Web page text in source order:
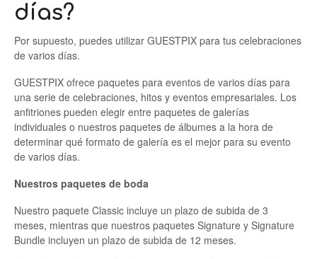
días?
Por supuesto, puedes utilizar GUESTPIX para tus celebraciones
de varios días.
GUESTPIX ofrece paquetes para eventos de varios días para
una serie de celebraciones, hitos y eventos empresariales. Los
anfitriones pueden elegir entre paquetes de galerías
individuales o nuestros paquetes de álbumes a la hora de
determinar qué formato de galería es el mejor para su evento
de varios días.
Nuestros paquetes de boda
Nuestro paquete Classic incluye un plazo de subida de 3
meses, mientras que nuestros paquetes Signature y Signature
Bundle incluyen un plazo de subida de 12 meses.